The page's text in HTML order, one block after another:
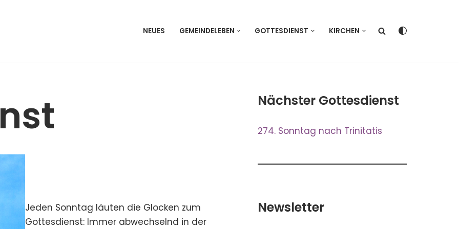
NEUES GEMEINDELEBEN GOTTESDIENST KIRCHEN
Jeden Sonntag läuten die Glocken zum
Gottesdienst: Immer abwechselnd in der
Nächster Gottesdienst
274. Sonntag nach Trinitatis
Newsletter